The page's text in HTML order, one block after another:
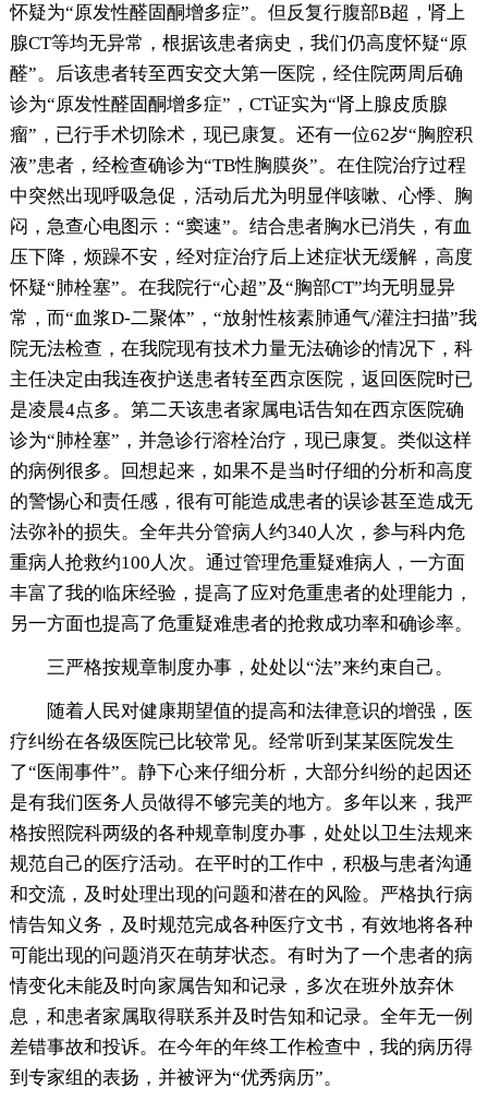
怀疑为“原发性醛固酮增多症”。但反复行腹部B超，肾上
腺CT等均无异常，根据该患者病史，我们仍高度怀疑“原
醛”。后该患者转至西安交大第一医院，经住院两周后确
诊为“原发性醛固酮增多症”，CT证实为“肾上腺皮质腺
瘤”，已行手术切除术，现已康复。还有一位62岁“胸腔积
液”患者，经检查确诊为“TB性胸膜炎”。在住院治疗过程
中突然出现呼吸急促，活动后尤为明显伴咳嗽、心悸、胸
闷，急查心电图示：“窦速”。结合患者胸水已消失，有血
压下降，烦躁不安，经对症治疗后上述症状无缓解，高度
怀疑“肺栓塞”。在我院行“心超”及“胸部CT”均无明显异
常，而“血浆D-二聚体”，“放射性核素肺通气/灌注扫描”我
院无法检查，在我院现有技术力量无法确诊的情况下，科
主任决定由我连夜护送患者转至西京医院，返回医院时已
是凌晨4点多。第二天该患者家属电话告知在西京医院确
诊为“肺栓塞”，并急诊行溶栓治疗，现已康复。类似这样
的病例很多。回想起来，如果不是当时仔细的分析和高度
的警惕心和责任感，很有可能造成患者的误诊甚至造成无
法弥补的损失。全年共分管病人约340人次，参与科内危
重病人抢救约100人次。通过管理危重疑难病人，一方面
丰富了我的临床经验，提高了应对危重患者的处理能力，
另一方面也提高了危重疑难患者的抢救成功率和确诊率。
三严格按规章制度办事，处处以“法”来约束自己。
随着人民对健康期望值的提高和法律意识的增强，医
疗纠纷在各级医院已比较常见。经常听到某某医院发生
了“医闹事件”。静下心来仔细分析，大部分纠纷的起因还
是有我们医务人员做得不够完美的地方。多年以来，我严
格按照院科两级的各种规章制度办事，处处以卫生法规来
规范自己的医疗活动。在平时的工作中，积极与患者沟通
和交流，及时处理出现的问题和潜在的风险。严格执行病
情告知义务，及时规范完成各种医疗文书，有效地将各种
可能出现的问题消灭在萌芽状态。有时为了一个患者的病
情变化未能及时向家属告知和记录，多次在班外放弃休
息，和患者家属取得联系并及时告知和记录。全年无一例
差错事故和投诉。在今年的年终工作检查中，我的病历得
到专家组的表扬，并被评为“优秀病历”。